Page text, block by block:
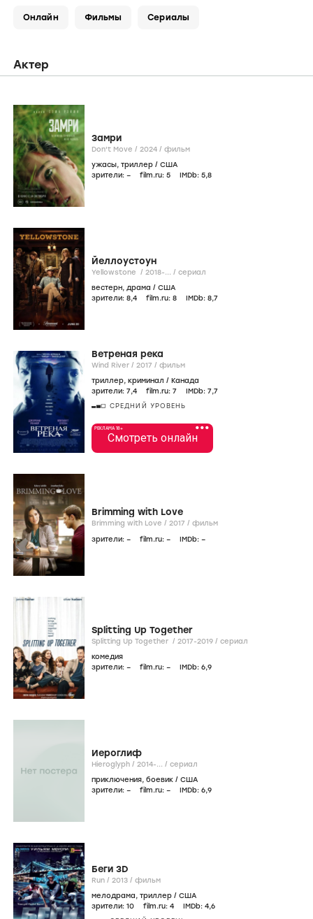
Онлайн Фильмы Сериалы
Актер
Замри
Don't Move / 2024 / фильм
ужасы, триллер / США
зрители: – film.ru: 5 IMDb: 5,8
Йеллоустоун
Yellowstone / 2018-... / сериал
вестерн, драма / США
зрители: 8,4 film.ru: 8 IMDb: 8,7
Ветреная река
Wind River / 2017 / фильм
триллер, криминал / Канада
зрители: 7,4 film.ru: 7 IMDb: 7,7
СРЕДНИЙ УРОВЕНЬ
•••
РЕКЛАМА 18+
Смотреть онлайн
Brimming with Love
Brimming with Love / 2017 / фильм
зрители: – film.ru: – IMDb: –
Splitting Up Together
Splitting Up Together / 2017-2019 / сериал
комедия
зрители: – film.ru: – IMDb: 6,9
Иероглиф
Hieroglyph / 2014-... / сериал
приключения, боевик / США
зрители: – film.ru: – IMDb: 6,9
Беги 3D
Run / 2013 / фильм
мелодрама, триллер / США
зрители: 10 film.ru: 4 IMDb: 4,6